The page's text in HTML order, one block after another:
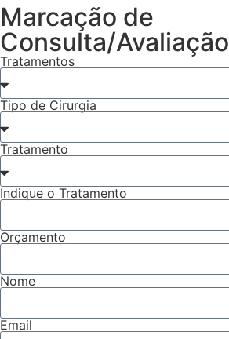
Marcação de
Consulta/Avaliação
Tratamentos
Tipo de Cirurgia
Tratamento
Indique o Tratamento
Orçamento
Nome
Email